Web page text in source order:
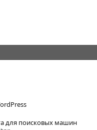
для поисковых машин